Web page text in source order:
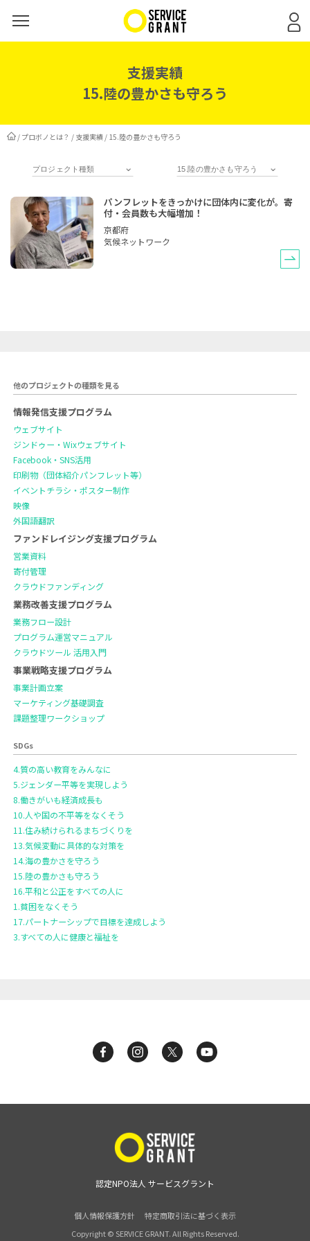
支援実績
15.陸の豊かさも守ろう
/ プロボノとは？ / 支援実績 / 15.陸の豊かさも守ろう
パンフレットをきっかけに団体内に変化が。寄
付・会員数も大幅増加！
京都府
気候ネットワーク
他のプロジェクトの種類を見る
情報発信支援プログラム
ウェブサイト
ジンドゥー・Wixウェブサイト
Facebook・SNS活用
印刷物（団体紹介パンフレット等）
イベントチラシ・ポスター制作
映像
外国語翻訳
ファンドレイジング支援プログラム
営業資料
寄付管理
クラウドファンディング
業務改善支援プログラム
業務フロー設計
プログラム運営マニュアル
クラウドツール 活用入門
事業戦略支援プログラム
事業計画立案
マーケティング基礎調査
課題整理ワークショップ
SDGs
4.質の高い教育をみんなに
5.ジェンダー平等を実現しよう
8.働きがいも経済成長も
10.人や国の不平等をなくそう
11.住み続けられるまちづくりを
13.気候変動に具体的な対策を
14.海の豊かさを守ろう
15.陸の豊かさも守ろう
16.平和と公正をすべての人に
1.貧困をなくそう
17.パートナーシップで目標を達成しよう
3.すべての人に健康と福祉を
認定NPO法人 サービスグラント
個人情報保護方針
特定商取引法に基づく表示
Copyright © SERVICE GRANT. All Rights Reserved.